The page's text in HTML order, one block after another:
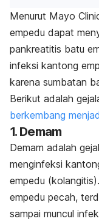
Menurut Mayo
empedu dapat
pankreatitis batu
infeksi kantong
karena sumbatan
Berikut adalah
berkembang
1. Demam
Demam adalah
menginfeksi
empedu (kolangitis).
empedu pecah,
sampai muncul